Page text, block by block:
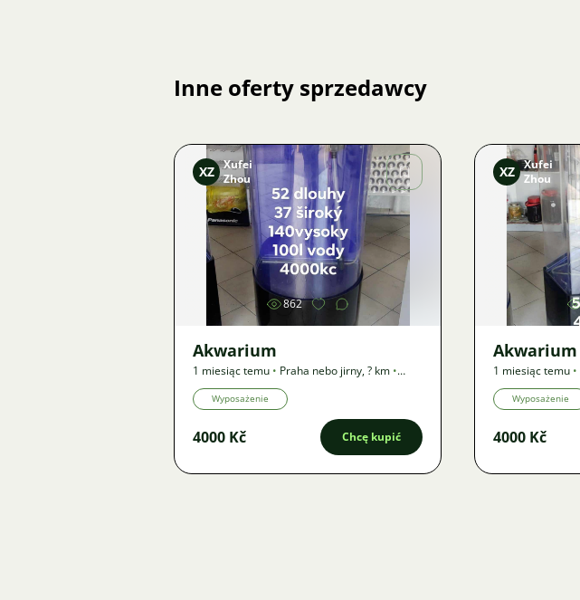
Inne oferty sprzedawcy
Zdjęcie
XZ
Xufei
Zhou
862
Akwarium
1 miesiąc temu • Praha nebo jirny,? km •
Oferta
Wyposażenie
4000 Kč Chcę kupić
XZ
Xufei
Zhou
Akwarium
1 miesiąc temu •
Oferta
Wyposażenie
4000 Kč